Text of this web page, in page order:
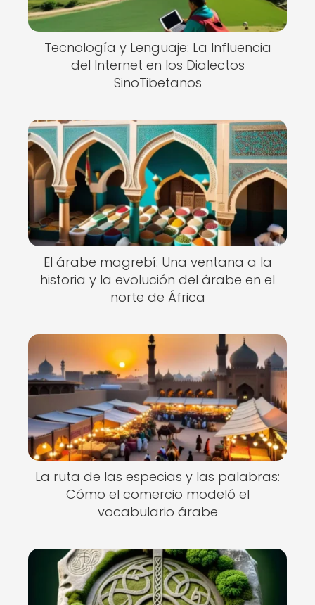
Tecnología y Lenguaje: La Influencia
del Internet en los Dialectos
SinoTibetanos
El árabe magrebí: Una ventana a la
historia y la evolución del árabe en el
norte de África
La ruta de las especias y las palabras:
Cómo el comercio modeló el
vocabulario árabe